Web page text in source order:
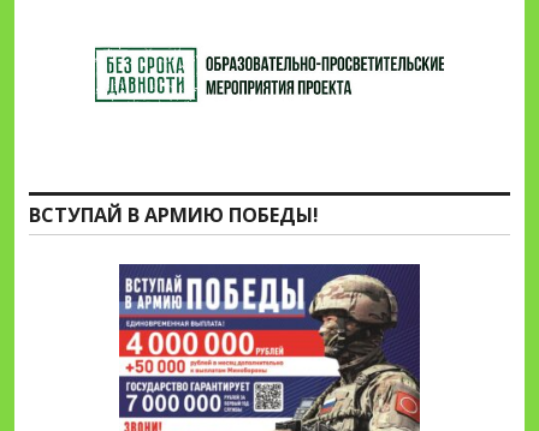
ВСТУПАЙ В АРМИЮ ПОБЕДЫ!